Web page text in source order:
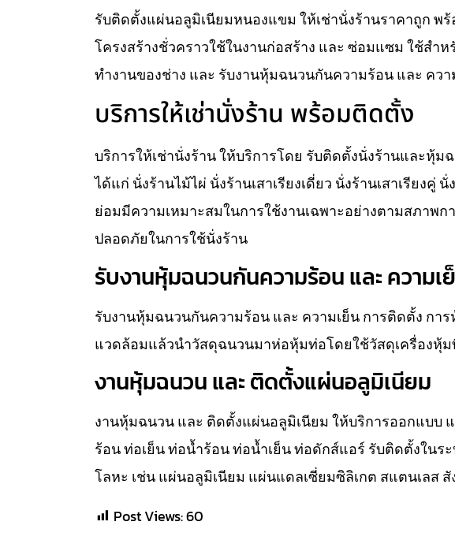
รับติดตั้งแผ่นอลูมิเนียมหนองแขม ให้เช่านั่งร้านราคาถูก พ
โครงสร้างชั่วคราวใช้ในงานก่อสร้าง และ ซ่อมแซม ใช้สำ
ทำงานของช่าง และ รับงานหุ้มฉนวนกันความร้อน และ คว
บริการให้เช่านั่งร้าน พร้อมติดตั้ง
บริการให้เช่านั่งร้าน ให้บริการโดย รับติดตั้งนั่งร้านและหุ้ม
ได้แก่ นั่งร้านไม้ไผ่ นั่งร้านเสาเรียงเดี่ยว นั่งร้านเสาเรียง
ย่อมมีความเหมาะสมในการใช้งานเฉพาะอย่างตามสภาพ
ปลอดภัยในการใช้นั่งร้าน
รับงานหุ้มฉนวนกันความร้อน และ ความ
รับงานหุ้มฉนวนกันความร้อน และ ความเย็น การติดตั้ง กา
แวดล้อมแล้วนำวัสดุฉนวนมาห่อหุ้มท่อโดยใช้วัสดุเครื่องหุ้
งานหุ้มฉนวน และ ติดตั้งแผ่นอลูมิเนียม
งานหุ้มฉนวน และ ติดตั้งแผ่นอลูมิเนียม ให้บริการออกแบบ
ร้อน ท่อเย็น ท่อน้ำร้อน ท่อน้ำเย็น ท่อดักส์แอร์ รับติดตั้งใน
โลหะ เช่น แผ่นอลูมิเนียม แผ่นแดลเซี่ยมซิลิเกต สแตนเลส
Post Views:60